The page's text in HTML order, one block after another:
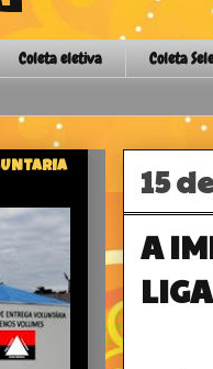
Coleta eletiva
Coleta
15
A